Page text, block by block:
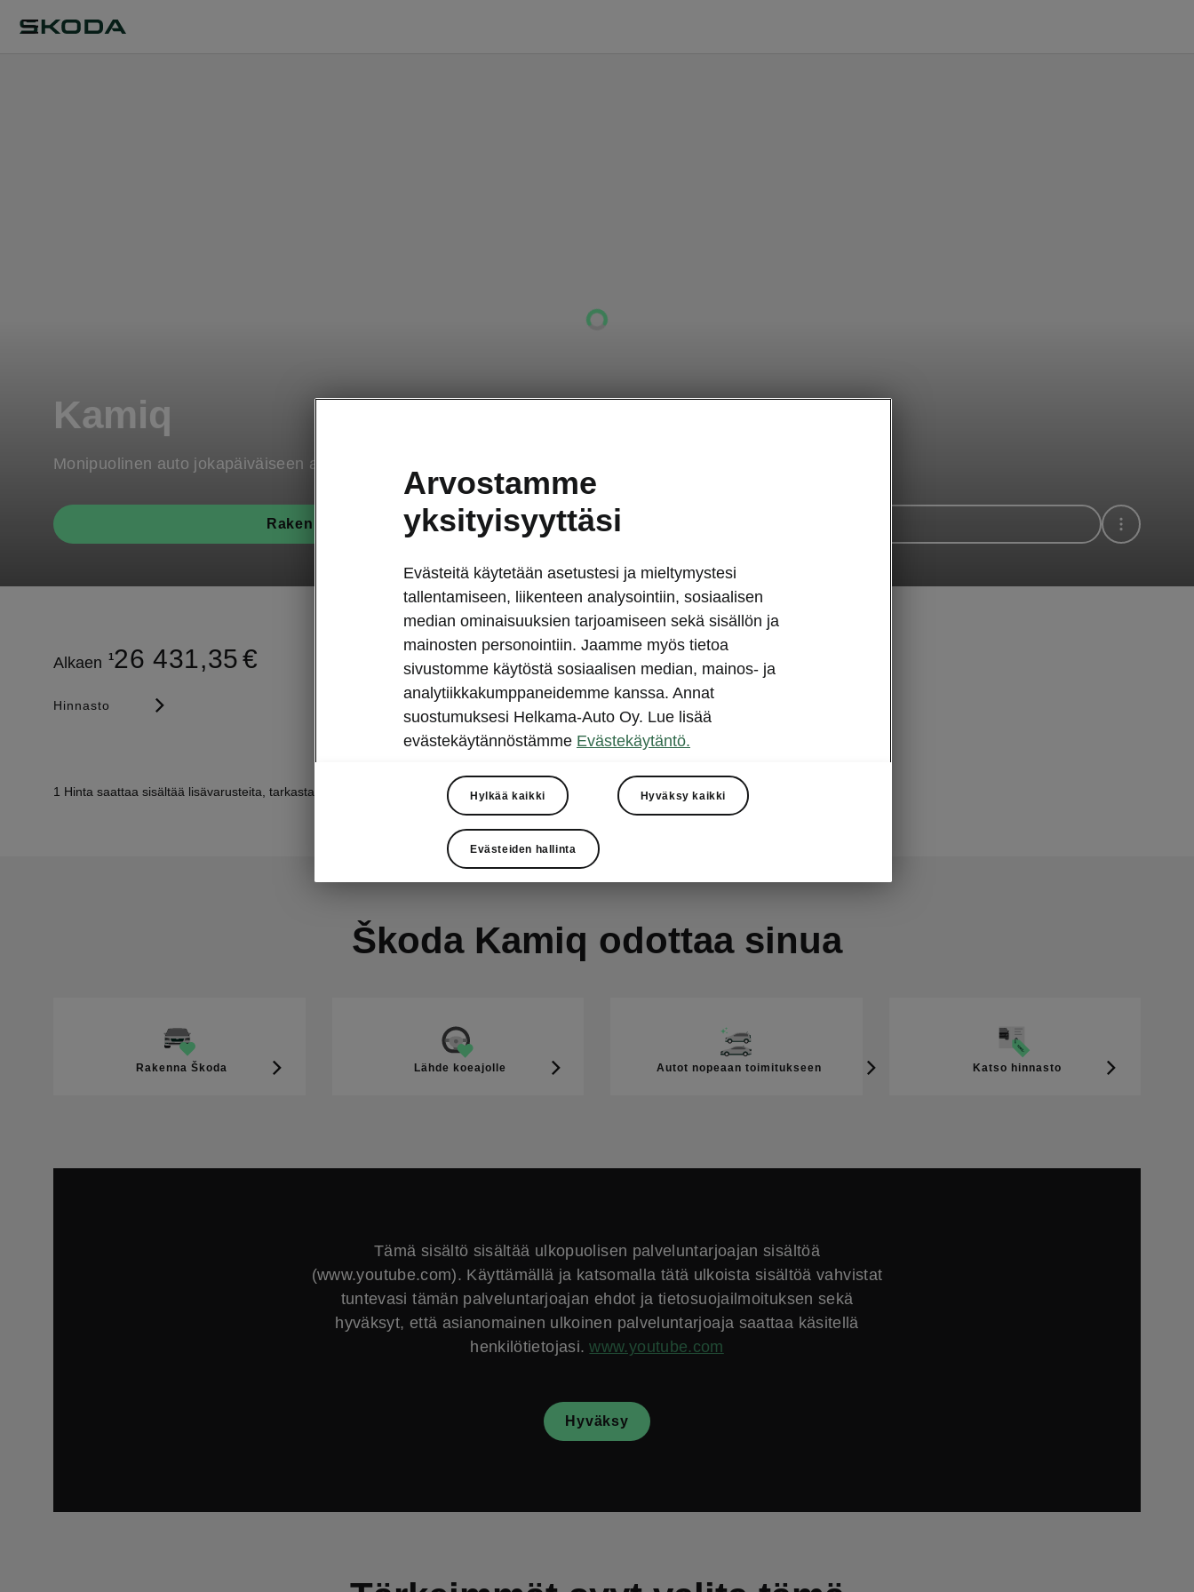
Kamiq
Monipuolinen auto jokapäiväiseen ajoon
Rakenna oma
Alkaen 1 26 431,35€
Hinnasto
1 Hinta saattaa sisältää lisävarusteita, tarkasta voimassa oleva hinnasto skoda.fi/hinnat
Škoda Kamiq odottaa sinua
Rakenna Škoda Lähde koeajolle Autot nopeaan toimitukseen Katso hinnasto
Tämä sisältö sisältää ulkopuolisen palveluntarjoajan sisältöä
(www.youtube.com). Käyttämällä ja katsomalla tätä ulkoista sisältöä vahvistat
tuntevasi tämän palveluntarjoajan ehdot ja tietosuojailmoituksen sekä
hyväksyt, että asianomainen ulkoinen palveluntarjoaja saattaa käsitellä
henkilötietojasi. www.youtube.com
Hyväksy
Arvostamme
yksityisyyttäsi
Evästeitä käytetään asetustesi ja mieltymystesi
tallentamiseen, liikenteen analysointiin, sosiaalisen
median ominaisuuksien tarjoamiseen sekä sisällön ja
mainosten personointiin. Jaamme myös tietoa
sivustomme käytöstä sosiaalisen median, mainos- ja
analytiikkakumppaneidemme kanssa. Annat
suostumuksesi Helkama-Auto Oy. Lue lisää
evästekäytännöstämme Evästekäytäntö.
Hylkää kaikki Hyväksy kaikki
Evästeiden hallinta